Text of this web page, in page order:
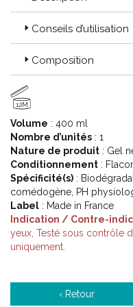
dessèchement cutanés
Conseils d’utilisation
Composition
12M
Volume : 400 ml
Nombre d’unités : 1
Nature de produit : Gel
Conditionnement :
Spécificité(s) :
comédogène, PH
Label : Made in France
Indication / Contre-
yeux, Testé sous contrôle
uniquement.
‹ Retour